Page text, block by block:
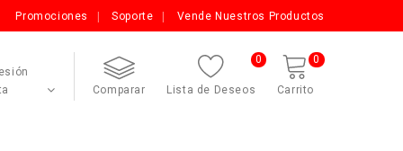
Promociones Soporte Vende Nuestros Productos
Comparar Lista de Deseos
0
Carrito
0